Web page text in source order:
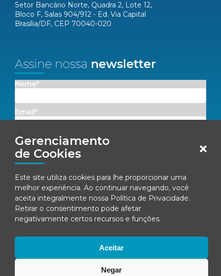
Gerenciamento
de Cookies
Este site utiliza cookies para lhe proporcionar uma
melhor experiência. Ao continuar navegando, você
aceita integralmente nossa Política de Privacidade.
Retirar o consentimento pode afetar
negativamente certos recursos e funções.
Aceitar
Negar
Setor Bancário Norte, Quadra 2, Lote 12,
Bloco F, Salas 904/912 - Ed. Via Capital
Brasília/DF, CEP 70040-020
Assine nossa newsletter
Nome*
Email*
Concordo em receber comunicações da Fenacon.
Ao se inscrever, você concorda com nossa Política de Privacidade
Todos os direitos reservados.
Política de privacidade